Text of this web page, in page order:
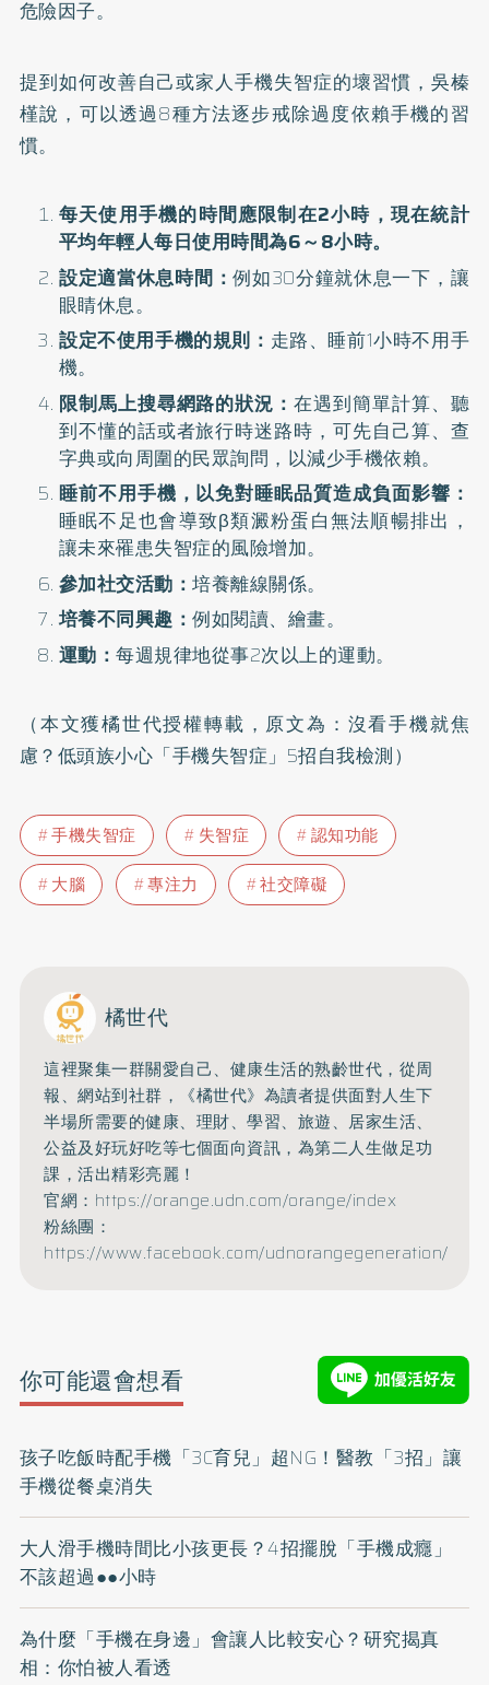
危險因子。
提到如何改善自己或家人手機失智症的壞習慣，吳榛
槿說，可以透過8種方法逐步戒除過度依賴手機的習
慣。
每天使用手機的時間應限制在2小時，現在統計
平均年輕人每日使用時間為6～8小時。
設定適當休息時間：例如30分鐘就休息一下，讓
眼睛休息。
設定不使用手機的規則： 走路、睡前1小時不用手
機。
限制馬上搜尋網路的狀況：在遇到簡單計算、聽
到不懂的話或者旅行時迷路時，可先自己算、查
字典或向周圍的民眾詢問，以減少手機依賴。
睡前不用手機，以免對睡眠品質造成負面影響：
睡眠不足也會導致β類澱粉蛋白無法順暢排出，
讓未來罹患失智症的風險增加。
參加社交活動：培養離線關係。
培養不同興趣：例如閱讀、繪畫。
運動：每週規律地從事2次以上的運動。
（本文獲橘世代授權轉載，原文為： 沒看手機就焦
慮？低頭族小心「手機失智症」5招自我檢測）
手機失智症 失智症
認知功能
大腦
專注力 社交障礙
橘世代
這裡聚集一群關愛自己、健康生活的熟齡世代，從周
報、網站到社群，《橘世代》為讀者提供面對人生下
半場所需要的健康、理財、學習、旅遊、居家生活、
公益及好玩好吃等七個面向資訊，為第二人生做足功
課，活出精彩亮麗！
官網： https://orange.udn.com/orange/index
粉絲團：
https://www.facebook.com/udnorangegeneration/
你可能還會想看
孩子吃飯時配手機「3C育兒」超NG！醫教「3招」讓
手機從餐桌消失
大人滑手機時間比小孩更長？4招擺脫「手機成癮」
不該超過●●小時
為什麼「手機在身邊」會讓人比較安心？研究揭真
相：你怕被人看透